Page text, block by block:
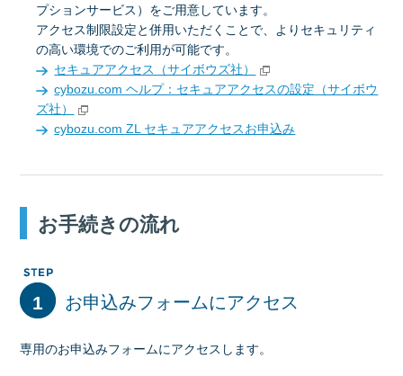
プションサービス）をご用意しています。
アクセス制限設定と併用いただくことで、よりセキュリティ
の高い環境でのご利用が可能です。
セキュアアクセス（サイボウズ社）
cybozu.com ヘルプ：セキュアアクセスの設定（サイボウ
ズ社）
cybozu.com ZL セキュアアクセスお申込み
お手続きの流れ
1 お申込みフォームにアクセス
専用のお申込みフォームにアクセスします。